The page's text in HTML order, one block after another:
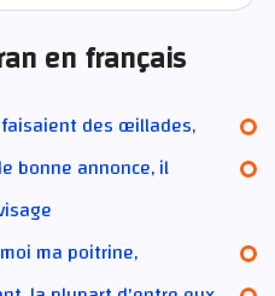
en français
des œillades,
bonne annonce, il
ma poitrine,